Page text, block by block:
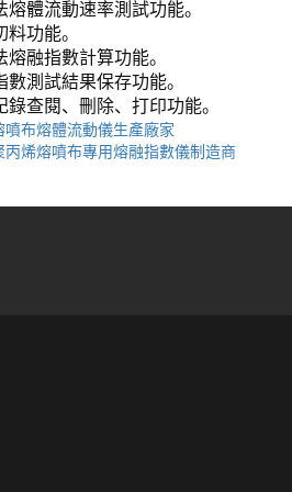
熔體流動速率測試功能。
料功能。
熔融指數計算功能。
數測試結果保存功能。
錄查閱、刪除、打印功能。
噴布熔體流動儀生產廠家
丙烯熔噴布專用熔融指數儀制造商